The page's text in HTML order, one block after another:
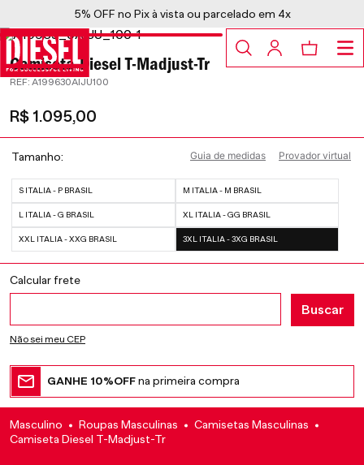
5% OFF no Pix à vista ou parcelado em 4x
Camiseta Diesel T-Madjust-Tr
: A199630AIJU100
R$ 1.095,00
Provador virtual
Guia de medidas
Tamanho
S ITALIA - P BRASIL M ITALIA - M BRASIL
L ITALIA - G BRASIL XL ITALIA - GG BRASIL
XXL ITALIA - XXG BRASIL 3XL ITALIA - 3XG BRASIL
Não sei meu CEP
GANHE 10%OFFna primeira compra
Masculino Roupas Masculinas
Camisetas Masculinas
Camiseta Diesel T-Madjust-Tr